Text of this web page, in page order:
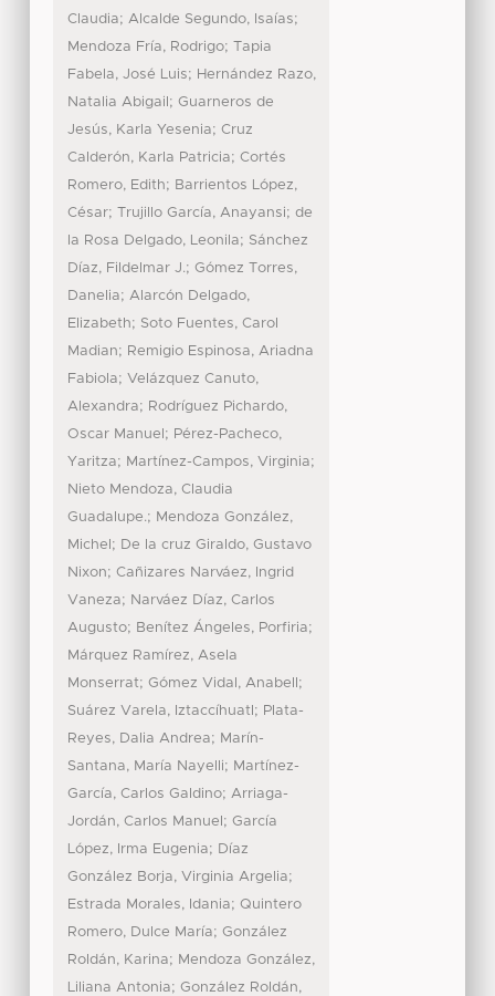
Claudia; Alcalde Segundo, Isaías;
Mendoza Fría, Rodrigo; Tapia
Fabela, José Luis; Hernández Razo,
Natalia Abigail ; Guarneros de
Jesús, Karla Yesenia; Cruz
Calderón, Karla Patricia; Cortés
Romero, Edith; Barrientos López,
César; Trujillo García, Anayansi; de
la Rosa Delgado, Leonila; Sánchez
Díaz, Fildelmar J.; Gómez Torres,
Danelia; Alarcón Delgado,
Elizabeth; Soto Fuentes, Carol
Madian; Remigio Espinosa, Ariadna
Fabiola; Velázquez Canuto,
Alexandra; Rodríguez Pichardo,
Oscar Manuel ; Pérez-Pacheco,
Yaritza; Martínez-Campos, Virginia;
Nieto Mendoza, Claudia
Guadalupe.; Mendoza González,
Michel ; De la cruz Giraldo, Gustavo
Nixon; Cañizares Narváez, Ingrid
Vaneza; Narváez Díaz, Carlos
Augusto; Benítez Ángeles, Porfiria;
Márquez Ramírez, Asela
Monserrat; Gómez Vidal, Anabell ;
Suárez Varela, Iztaccíhuatl ; Plata-
Reyes, Dalia Andrea; Marín-
Santana, María Nayelli; Martínez-
García, Carlos Galdino; Arriaga-
Jordán, Carlos Manuel ; García
López, Irma Eugenia; Díaz
González Borja, Virginia Argelia;
Estrada Morales, Idania; Quintero
Romero, Dulce María; González
Roldán, Karina; Mendoza González,
Liliana Antonia; González Roldán,